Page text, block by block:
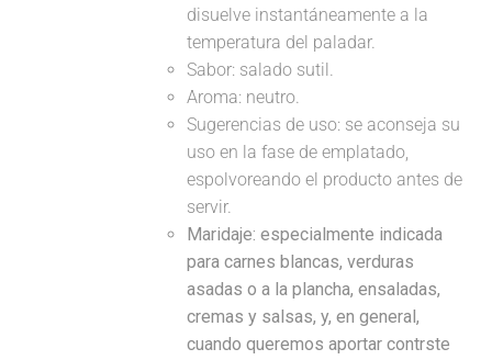
disuelve instantáneamente a la
temperatura del paladar.
Sabor: salado sutil.
Aroma: neutro.
Sugerencias de uso: se aconseja su
uso en la fase de emplatado,
espolvoreando el producto antes de
servir.
Maridaje: especialmente indicada
para carnes blancas, verduras
asadas o a la plancha, ensaladas,
cremas y salsas, y, en general,
cuando queremos aportar contrste